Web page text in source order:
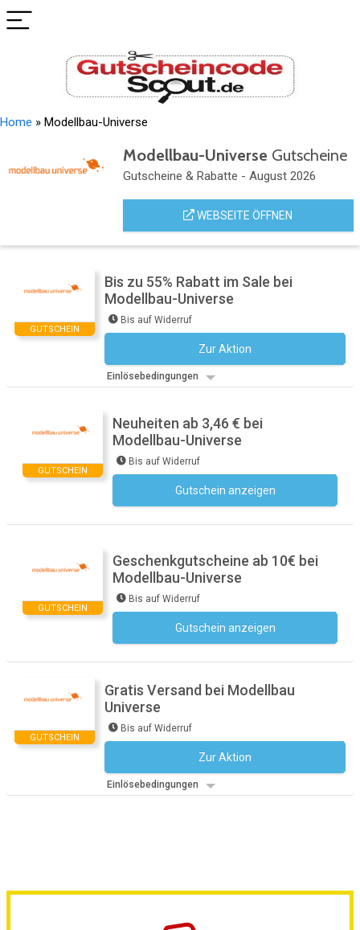
Home » Modellbau-Universe
Modellbau-Universe Gutscheine
Gutscheine & Rabatte - August 2026
WEBSEITE ÖFFNEN
GUTSCHEIN
Bis zu 55% Rabatt im Sale bei
Modellbau-Universe
Bis auf Widerruf
Zur Aktion
Einlösebedingungen
GUTSCHEIN
Neuheiten ab 3,46 € bei
Modellbau-Universe
Bis auf Widerruf
Gutschein anzeigen
GUTSCHEIN
Geschenkgutscheine ab 10€ bei
Modellbau-Universe
Bis auf Widerruf
Gutschein anzeigen
GUTSCHEIN
Gratis Versand bei Modellbau
Universe
Bis auf Widerruf
Zur Aktion
Einlösebedingungen